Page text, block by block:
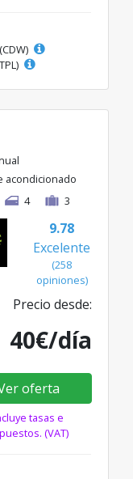
acondicionado
4 3
9.78
Excelente
(258
opiniones)
Precio desde:
40€/día
oferta
tasas e
(VAT)